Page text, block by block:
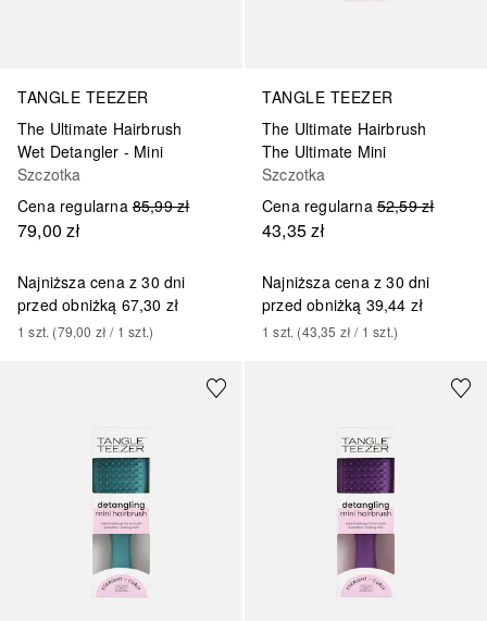
TANGLE TEEZER
The Ultimate Hairbrush
Wet Detangler - Mini
Szczotka
Cena regularna 85,99 zł
79,00 zł
Najniższa cena z 30 dni
przed obniżką 67,30 zł
1 szt. (79,00 zł / 1 szt.)
TANGLE TEEZER
The Ultimate Hairbrush
The Ultimate Mini
Szczotka
Cena regularna 52,59 zł
43,35 zł
Najniższa cena z 30 dni
przed obniżką 39,44 zł
1 szt. (43,35 zł / 1 szt.)